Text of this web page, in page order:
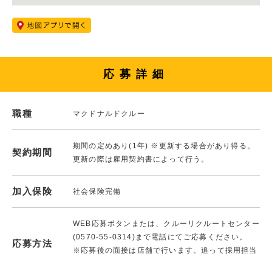
応募詳細
職種 マクドナルドクルー
契約期間
期間の定めあり(1年) ※更新する場合があり得る。
更新の際は雇用契約書によって行う。
加入保険 社会保険完備
応募方法
WEB応募ボタンまたは、クルーリクルートセンター
(0570-55-0314)まで電話にてご応募ください。
※応募後の面接は店舗で行います。追って採用担当